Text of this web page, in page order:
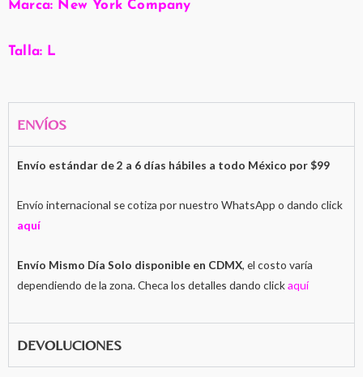
Marca: New York Company
Talla: L
ENVÍOS
Envío estándar de 2 a 6 días hábiles a todo México por $99
Envío internacional se cotiza por nuestro WhatsApp o dando click
aquí
Envío Mismo Día Solo disponible en CDMX, el costo varía
dependiendo de la zona. Checa los detalles dando clickaquí
DEVOLUCIONES